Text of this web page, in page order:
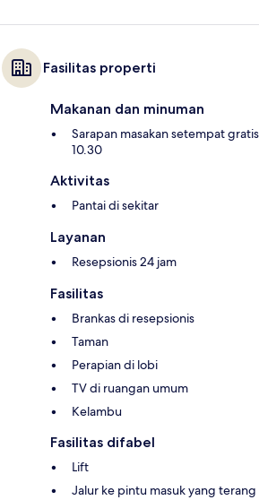
Fasilitas properti
Makanan dan minuman
Sarapan masakan setempat
10.30
Aktivitas
Pantai di sekitar
Layanan
Resepsionis 24 jam
Fasilitas
Brankas di resepsionis
Taman
Perapian di lobi
TV di ruangan umum
Kelambu
Fasilitas difabel
Lift
Jalur ke pintu masuk yang terang